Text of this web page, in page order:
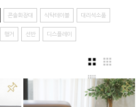
콘솔화장대 식탁테이블 대리석소품
행거 선반 디스플레이